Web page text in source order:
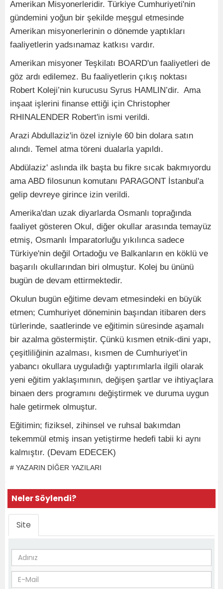
Amerikan Misyonerleridir. Türkiye Cumhuriyeti'nin
gündemini yoğun bir şekilde meşgul etmesinde
Amerikan misyonerlerinin o dönemde yaptıkları
faaliyetlerin yadsınamaz katkısı vardır.
Amerikan misyoner Teşkilatı BOARD'un faaliyetleri de
göz ardı edilemez. Bu faaliyetlerin çıkış noktası
Robert Koleji’nin kurucusu Syrus HAMLIN’dir. Ama
inşaat işlerini finanse ettiği için Christopher
RHINALENDER Robert'in ismi verildi.
Arazi Abdullaziz'in özel izniyle 60 bin dolara satın
alındı. Temel atma töreni dualarla yapıldı.
Abdülaziz' aslında ilk başta bu fikre sıcak bakmıyordu
ama ABD filosunun komutanı PARAGONT İstanbul'a
gelip devreye girince izin verildi.
Amerika'dan uzak diyarlarda Osmanlı toprağında
faaliyet gösteren Okul, diğer okullar arasında temayüz
etmiş, Osmanlı İmparatorluğu yıkılınca sadece
Türkiye'nin değil Ortadoğu ve Balkanların en köklü ve
başarılı okullarından biri olmuştur. Kolej bu ününü
bugün de devam ettirmektedir.
Okulun bugün eğitime devam etmesindeki en büyük
etmen; Cumhuriyet döneminin başından itibaren ders
türlerinde, saatlerinde ve eğitimin süresinde aşamalı
bir azalma göstermiştir. Çünkü kısmen etnik-dini yapı,
çeşitliliğinin azalması, kısmen de Cumhuriyet’in
yabancı okullara uyguladığı yaptırımlarla ilgili olarak
yeni eğitim yaklaşımının, değişen şartlar ve ihtiyaçlara
binaen ders programını değiştirmek ve duruma uygun
hale getirmek olmuştur.
Eğitimin; fiziksel, zihinsel ve ruhsal bakımdan
tekemmül etmiş insan yetiştirme hedefi tabii ki aynı
kalmıştır. (Devam EDECEK)
# YAZARIN DİĞER YAZILARI
Neler Söylendi?
Site